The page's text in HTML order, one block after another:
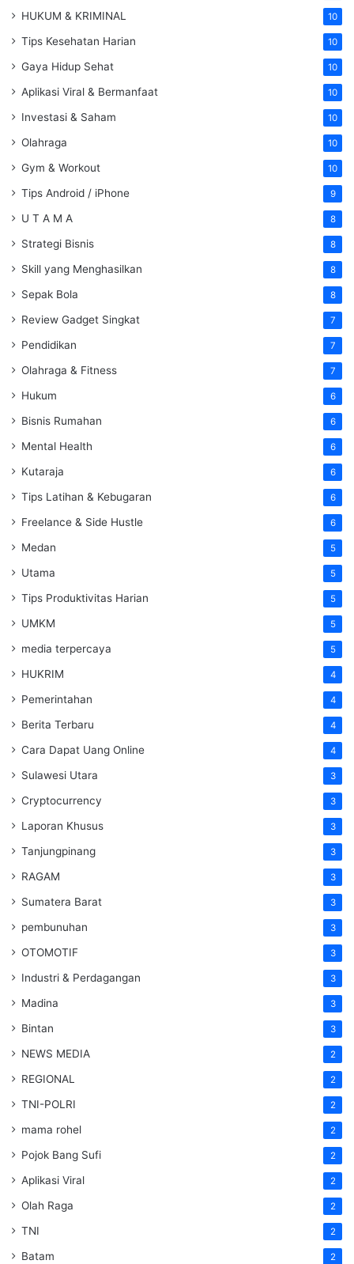
HUKUM & KRIMINAL 10
Tips Kesehatan Harian 10
Gaya Hidup Sehat 10
Aplikasi Viral & Bermanfaat 10
Investasi & Saham 10
Olahraga 10
Gym & Workout 10
Tips Android / iPhone 9
U T A M A 8
Strategi Bisnis 8
Skill yang Menghasilkan 8
Sepak Bola 8
Review Gadget Singkat 7
Pendidikan 7
Olahraga & Fitness 7
Hukum 6
Bisnis Rumahan 6
Mental Health 6
Kutaraja 6
Tips Latihan & Kebugaran 6
Freelance & Side Hustle 6
Medan 5
Utama 5
Tips Produktivitas Harian 5
UMKM 5
media terpercaya 5
HUKRIM 4
Pemerintahan 4
Berita Terbaru 4
Cara Dapat Uang Online 4
Sulawesi Utara 3
Cryptocurrency 3
Laporan Khusus 3
Tanjungpinang 3
RAGAM 3
Sumatera Barat 3
pembunuhan 3
OTOMOTIF 3
Industri & Perdagangan 3
Madina 3
Bintan 3
NEWS MEDIA 2
REGIONAL 2
TNI-POLRI 2
mama rohel 2
Pojok Bang Sufi 2
Aplikasi Viral 2
Olah Raga 2
TNI 2
Batam 2